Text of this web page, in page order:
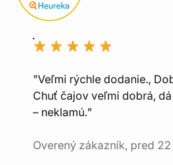
"Veľmi rýchle dodanie.,
Chuť čajov veľmi dobrá,
– neklamú."
Overený zákazník, pred